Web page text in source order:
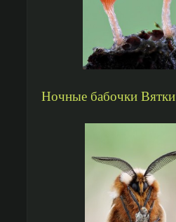
Ночные бабочки Вятки